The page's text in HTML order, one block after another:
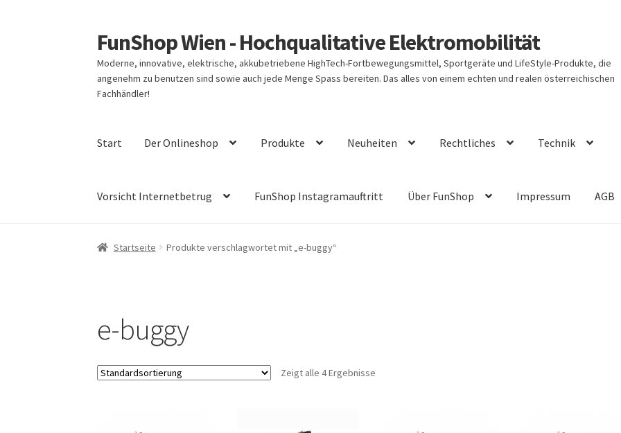
Zur
Navigation
springen
Zum
Inhalt
springen
FunShop Wien - Hochqualitative Elektromobilität
Moderne, innovative, elektrische, akkubetriebene HighTech-Fortbewegungsmittel, Sportgeräte und LifeStyle-Produkte, die
angenehm zu benutzen sind sowie auch jede Menge Spass bereiten. Das alles von einem echten und realen österreichischen
Fachhändler!
Start Der Onlineshop Produkte Neuheiten Rechtliches Technik
Vorsicht Internetbetrug FunShop Instagramauftritt Über FunShop Impressum AGB
Startseite Produkte verschlagwortet mit „e-buggy“
e-buggy
Zeigt alle 4 Ergebnisse